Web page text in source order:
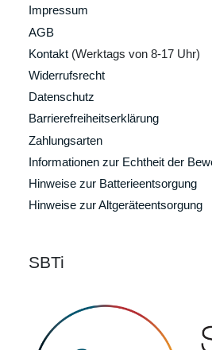
Impressum
AGB
Kontakt (Werktags von 8-17 Uhr)
Widerrufsrecht
Datenschutz
Barrierefreiheitserklärung
Zahlungsarten
Informationen zur Echtheit der
Hinweise zur Batterieentsorgung
Hinweise zur Altgeräteentsorgung
SBTi